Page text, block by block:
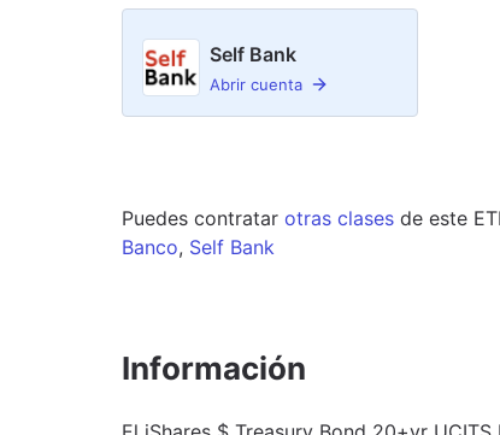
Self Bank
Abrir cuenta
Puedes contratar otras clases de este
Banco, Self Bank
Información